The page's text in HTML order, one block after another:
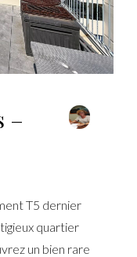
–
T5 dernier
quartier
un bien rare